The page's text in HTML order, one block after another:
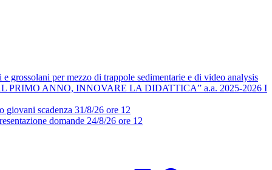
grossolani per mezzo di trappole sedimentarie e di video analysis
ANNO, INNOVARE LA DIDATTICA” a.a. 2025-2026 I
giovani scadenza 31/8/26 ore 12
domande 24/8/26 ore 12